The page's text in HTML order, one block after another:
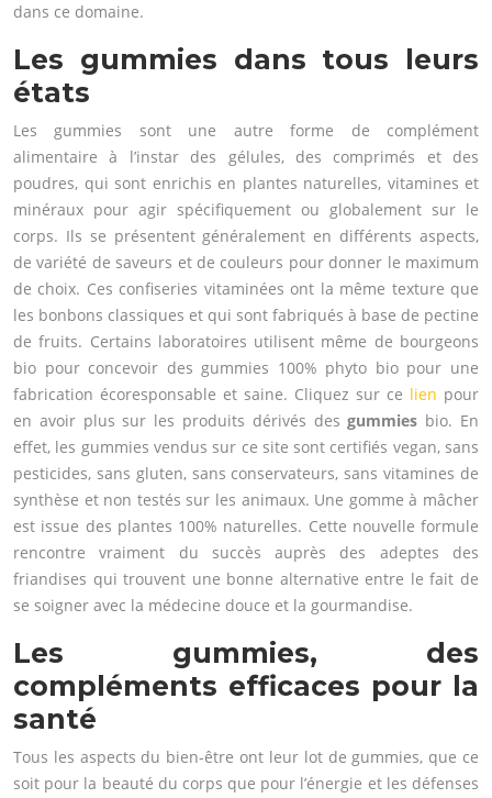
dans ce domaine.
Les gummies dans tous leurs
états
Les gummies sont une autre forme de complément
alimentaire à l’instar des gélules, des comprimés et des
poudres, qui sont enrichis en plantes naturelles, vitamines et
minéraux pour agir spécifiquement ou globalement sur le
corps. Ils se présentent généralement en différents aspects,
de variété de saveurs et de couleurs pour donner le maximum
de choix. Ces confiseries vitaminées ont la même texture que
les bonbons classiques et qui sont fabriqués à base de pectine
de fruits. Certains laboratoires utilisent même de bourgeons
bio pour concevoir des gummies 100% phyto bio pour une
fabrication écoresponsable et saine. Cliquez sur ce lien pour
en avoir plus sur les produits dérivés desgummies bio. En
effet, les gummies vendus sur ce site sont certifiés vegan, sans
pesticides, sans gluten, sans conservateurs, sans vitamines de
synthèse et non testés sur les animaux. Une gomme à mâcher
est issue des plantes 100% naturelles. Cette nouvelle formule
rencontre vraiment du succès auprès des adeptes des
friandises qui trouvent une bonne alternative entre le fait de
se soigner avec la médecine douce et la gourmandise.
Les gummies, des
compléments efficaces pour la
santé
Tous les aspects du bien-être ont leur lot de gummies, que ce
soit pour la beauté du corps que pour l’énergie et les défenses